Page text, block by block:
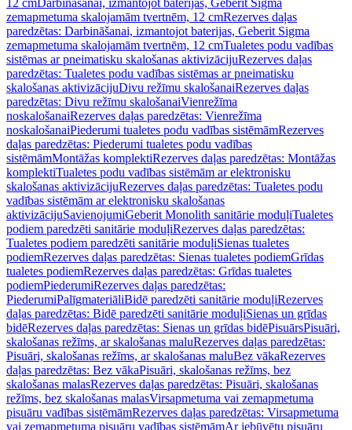
12 cmDarbināšanai, izmantojot baterijas, Geberit Sigma
zemapmetuma skalojamām tvertnēm, 12 cmRezerves daļas
paredzētas: Darbināšanai, izmantojot baterijas, Geberit Sigma
zemapmetuma skalojamām tvertnēm, 12 cmTualetes podu vadības
sistēmas ar pneimatisku skalošanas aktivizācijuRezerves daļas
paredzētas: Tualetes podu vadības sistēmas ar pneimatisku
skalošanas aktivizācijuDivu režīmu skalošanaiRezerves daļas
paredzētas: Divu režīmu skalošanaiVienrežīma
noskalošanaiRezerves daļas paredzētas: Vienrežīma
noskalošanaiPiederumi tualetes podu vadības sistēmāmRezerves
daļas paredzētas: Piederumi tualetes podu vadības
sistēmāmMontāžas komplektiRezerves daļas paredzētas: Montāžas
komplektiTualetes podu vadības sistēmām ar elektronisku
skalošanas aktivizācijuRezerves daļas paredzētas: Tualetes podu
vadības sistēmām ar elektronisku skalošanas
aktivizācijuSavienojumiGeberit Monolith sanitārie moduļiTualetes
podiem paredzēti sanitārie moduļiRezerves daļas paredzētas:
Tualetes podiem paredzēti sanitārie moduļiSienas tualetes
podiemRezerves daļas paredzētas: Sienas tualetes podiemGrīdas
tualetes podiemRezerves daļas paredzētas: Grīdas tualetes
podiemPiederumiRezerves daļas paredzētas:
PiederumiPalīgmateriāliBidē paredzēti sanitārie moduļiRezerves
daļas paredzētas: Bidē paredzēti sanitārie moduļiSienas un grīdas
bidēRezerves daļas paredzētas: Sienas un grīdas bidēPisuārsPisuāri,
skalošanas režīms, ar skalošanas maluRezerves daļas paredzētas:
Pisuāri, skalošanas režīms, ar skalošanas maluBez vākaRezerves
daļas paredzētas: Bez vākaPisuāri, skalošanas režīms, bez
skalošanas malasRezerves daļas paredzētas: Pisuāri, skalošanas
režīms, bez skalošanas malasVirsapmetuma vai zemapmetuma
pisuāru vadības sistēmāmRezerves daļas paredzētas: Virsapmetuma
vai zemapmetuma pisuāru vadības sistēmāmAr iebūvētu pisuāru